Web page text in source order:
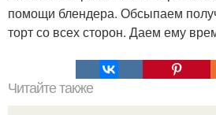
помощи блендера. Обсыпаем
торт со всех сторон. Даем ему
Читайте также